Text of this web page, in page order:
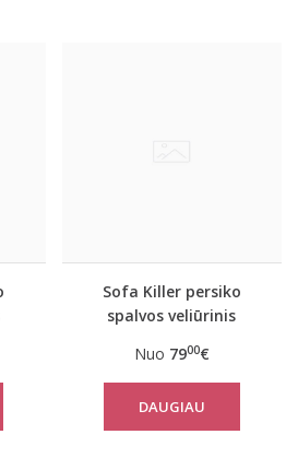
Sofa Killer persiko
spalvos veliūrinis
Nuo 7900€
DAUGIAU